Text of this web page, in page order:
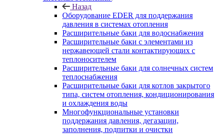
Назад
Оборудование EDER для поддержания
давления в системах отопления
Расширительные баки для водоснабжения
Расширительные баки с элементами из
нержавеющей стали контактирующих с
теплоносителем
Расширительные баки для солнечных систем
теплоснабжения
Расширительные баки для котлов закрытого
типа, систем отопления, кондиционирования
и охлаждения воды
Многофункциональные установки
поддержания давления, дегазации,
заполнения, подпитки и очистки